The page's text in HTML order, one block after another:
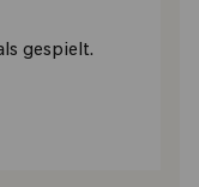
gespielt.